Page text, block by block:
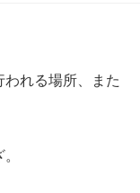
れる場所、また